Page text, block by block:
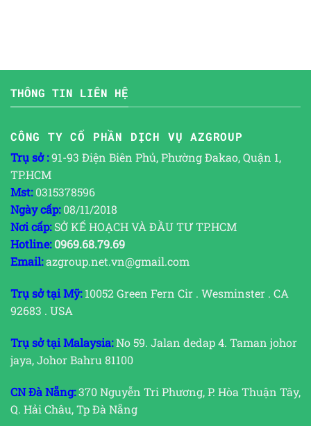
THÔNG TIN LIÊN HỆ
CÔNG TY CỔ PHẦN DỊCH VỤ AZGROUP
Trụ sở :91-93 Điện Biên Phủ, Phường Đakao, Quận 1,
TP.HCM
Mst:0315378596
Ngày cấp:08/11/2018
Nơi cấp:SỞ KẾ HOẠCH VÀ ĐẦU TƯ TP.HCM
Hotline: 0969.68.79.69
Email:azgroup.net.vn@gmail.com
Trụ sở tại Mỹ:10052 Green Fern Cir . Wesminster . CA
92683 . USA
Trụ sở tại Malaysia:No 59. Jalan dedap 4. Taman johor
jaya, Johor Bahru 81100
CN Đà Nẵng:370 Nguyễn Tri Phương, P. Hòa Thuận Tây,
Q. Hải Châu, Tp Đà Nẵng